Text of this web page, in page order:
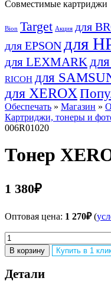
Совместимые картриджи
Bion Target Акция для
для EPSON для
для LEXMARK
RICOH для
для XEROX
Обеспечать » Магазин »
Картриджи, тонеры и
006R01020
Тонер
1 380₽
Оптовая цена: 1 270₽(
Количество
товара
Тонер
XEROX
006R01020
В корзину Купить в 1
Детали